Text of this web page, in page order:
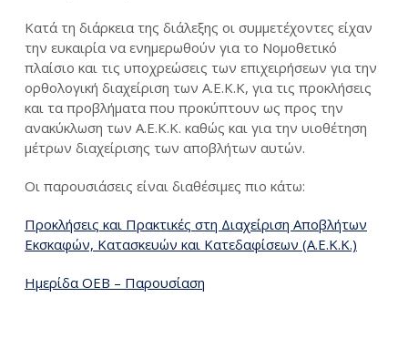
Κατά τη διάρκεια της διάλεξης οι συμμετέχοντες είχαν
την ευκαιρία να ενημερωθούν για το Νομοθετικό
πλαίσιο και τις υποχρεώσεις των επιχειρήσεων για την
ορθολογική διαχείριση των Α.Ε.Κ.Κ, για τις προκλήσεις
και τα προβλήματα που προκύπτουν ως προς την
ανακύκλωση των Α.Ε.Κ.Κ. καθώς και για την υιοθέτηση
μέτρων διαχείρισης των αποβλήτων αυτών.
Οι παρουσιάσεις είναι διαθέσιμες πιο κάτω:
Προκλήσεις και Πρακτικές στη Διαχείριση Αποβλήτων
Εκσκαφών, Κατασκευών και Κατεδαφίσεων (Α.Ε.Κ.Κ.)
Ημερίδα ΟΕΒ – Παρουσίαση